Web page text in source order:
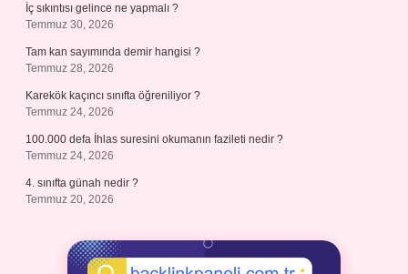
İç sıkıntısı gelince ne yapmalı ?
Temmuz 30, 2026
Tam kan sayımında demir hangisi ?
Temmuz 28, 2026
Karekök kaçıncı sınıfta öğreniliyor ?
Temmuz 24, 2026
100.000 defa İhlas suresini okumanın fazileti nedir ?
Temmuz 24, 2026
4. sınıfta günah nedir ?
Temmuz 20, 2026